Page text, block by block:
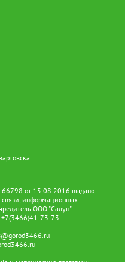
66798 от 15.08.2016 выдано
связи, информационных
ООО "Салун"
+7(3466)41-73-73